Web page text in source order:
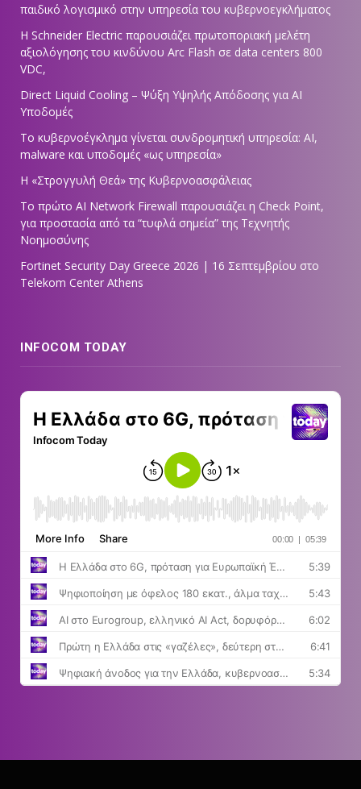
παιδικό λογισμικό στην υπηρεσία του κυβερνοεγκλήματος
Η Schneider Electric παρουσιάζει πρωτοποριακή μελέτη
αξιολόγησης του κινδύνου Arc Flash σε data centers 800
VDC,
Direct Liquid Cooling – Ψύξη Υψηλής Απόδοσης για AI
Υποδομές
Το κυβερνοέγκλημα γίνεται συνδρομητική υπηρεσία: AI,
malware και υποδομές «ως υπηρεσία»
Η «Στρογγυλή Θεά» της Κυβερνοασφάλειας
Tο πρώτο AI Network Firewall παρουσιάζει η Check Point,
για προστασία από τα “τυφλά σημεία” της Τεχνητής
Νοημοσύνης
Fortinet Security Day Greece 2026 | 16 Σεπτεμβρίου στο
Telekom Center Athens
INFOCOM TODAY